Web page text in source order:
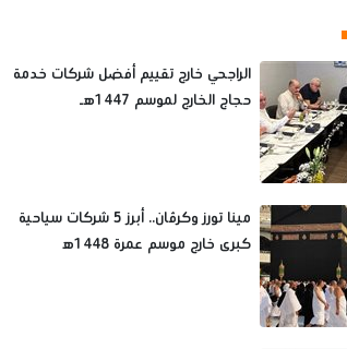
الراجحي خارج تقييم أفضل شركات خدمة
حجاج الخارج لموسم 1447هـ
مينا تورز وكرڤان.. أبرز 5 شركات سياحية
كبرى خارج موسم عمرة 1448ه‍